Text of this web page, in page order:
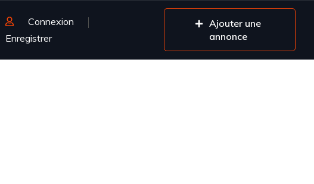
Connexion
Enregistrer
Ajouter une
annonce